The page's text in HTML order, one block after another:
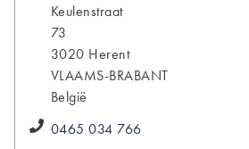
Keulenstraat
73
3020 Herent
VLAAMS-BRABANT
België
0465 034 766